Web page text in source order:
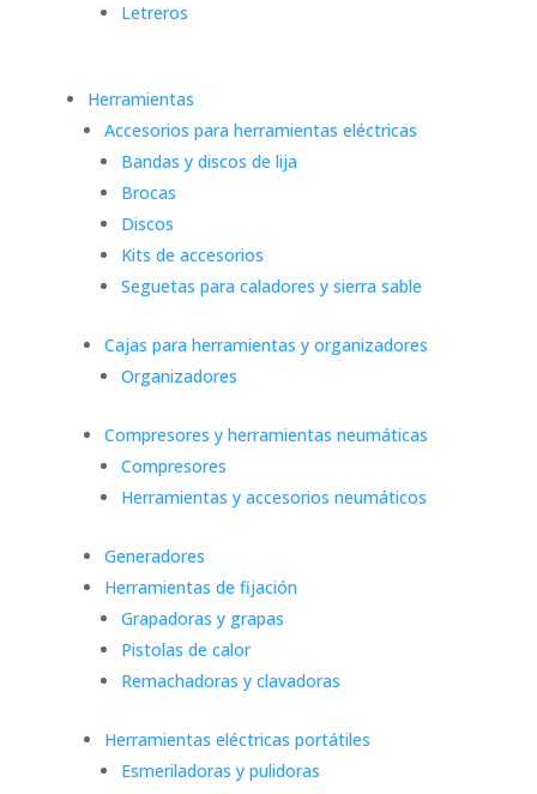
Letreros
Herramientas
Accesorios para herramientas eléctricas
Bandas y discos de lija
Brocas
Discos
Kits de accesorios
Seguetas para caladores y sierra sable
Cajas para herramientas y organizadores
Organizadores
Compresores y herramientas neumáticas
Compresores
Herramientas y accesorios neumáticos
Generadores
Herramientas de fijación
Grapadoras y grapas
Pistolas de calor
Remachadoras y clavadoras
Herramientas eléctricas portátiles
Esmeriladoras y pulidoras